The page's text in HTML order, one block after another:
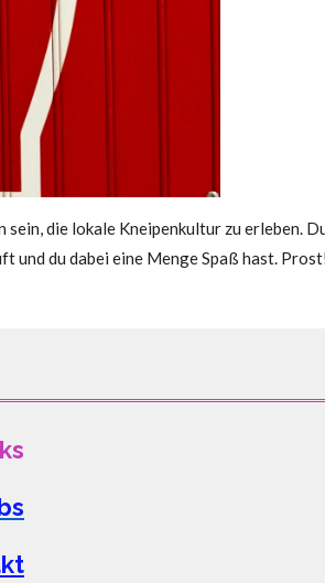
die lokale Kneipenkultur zu erleben.
und du dabei eine Menge Spaß hast.